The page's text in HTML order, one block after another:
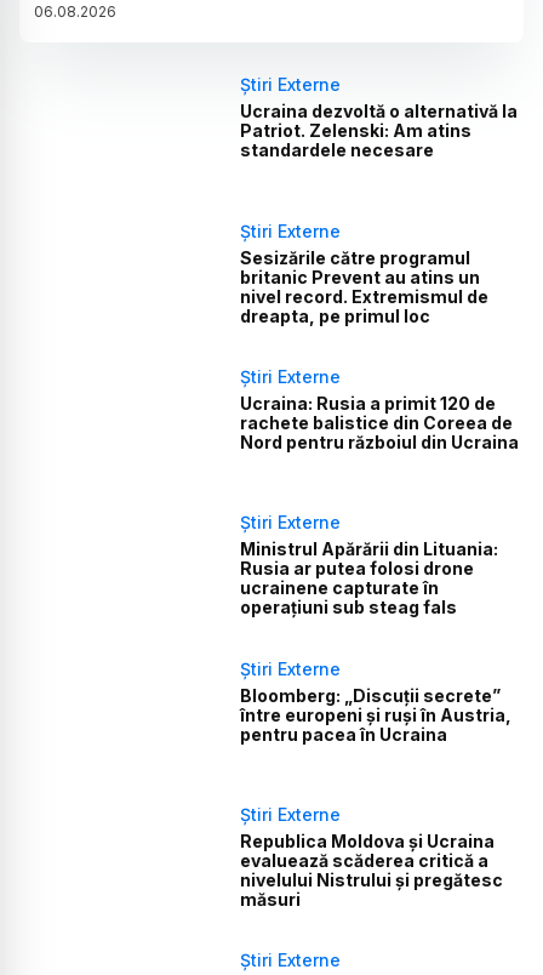
06.08.2026
Știri Externe
Ucraina dezvoltă o alternativă la
Patriot. Zelenski: Am atins
standardele necesare
Știri Externe
Sesizările către programul
britanic Prevent au atins un
nivel record. Extremismul de
dreapta, pe primul loc
Știri Externe
Ucraina: Rusia a primit 120 de
rachete balistice din Coreea de
Nord pentru războiul din Ucraina
Știri Externe
Ministrul Apărării din Lituania:
Rusia ar putea folosi drone
ucrainene capturate în
operațiuni sub steag fals
Știri Externe
Bloomberg: „Discuții secrete”
între europeni și ruși în Austria,
pentru pacea în Ucraina
Știri Externe
Republica Moldova și Ucraina
evaluează scăderea critică a
nivelului Nistrului și pregătesc
măsuri
Știri Externe